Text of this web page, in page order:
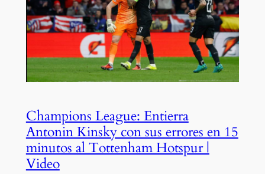
Champions League: Entierra
Antonin Kinsky con sus errores en 15
minutos al Tottenham Hotspur |
Video